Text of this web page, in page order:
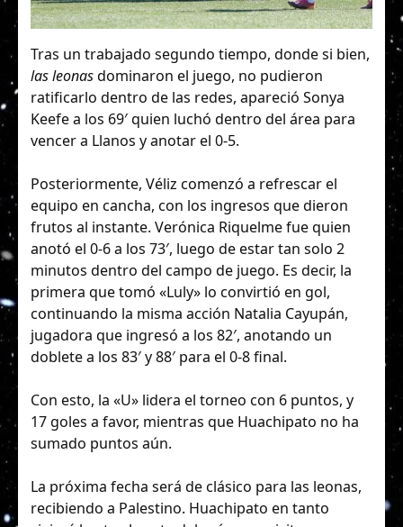
Tras un trabajado segundo tiempo, donde si bien,
las leonas dominaron el juego, no pudieron
ratificarlo dentro de las redes, apareció Sonya
Keefe a los 69′ quien luchó dentro del área para
vencer a Llanos y anotar el 0-5.
Posteriormente, Véliz comenzó a refrescar el
equipo en cancha, con los ingresos que dieron
frutos al instante. Verónica Riquelme fue quien
anotó el 0-6 a los 73′, luego de estar tan solo 2
minutos dentro del campo de juego. Es decir, la
primera que tomó «Luly» lo convirtió en gol,
continuando la misma acción Natalia Cayupán,
jugadora que ingresó a los 82′, anotando un
doblete a los 83′ y 88′ para el 0-8 final.
Con esto, la «U» lidera el torneo con 6 puntos, y
17 goles a favor, mientras que Huachipato no ha
sumado puntos aún.
La próxima fecha será de clásico para las leonas,
recibiendo a Palestino. Huachipato en tanto